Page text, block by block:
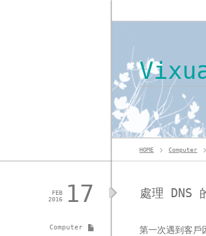
HOME Computer
處理 DNS
第一次遇到客
17
FEB
2016
Computer